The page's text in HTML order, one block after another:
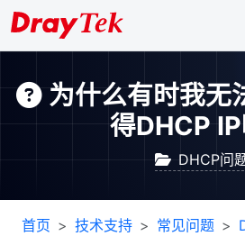
为什么有时我无
得DHCP IP
DHCP问
首页 技术支持 常见问题